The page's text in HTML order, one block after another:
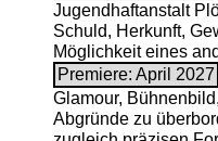
Jugendhaftanstalt
Schuld, Herkunft,
Möglichkeit eines
Premiere: April 2027
Glamour,
Abgründe zu